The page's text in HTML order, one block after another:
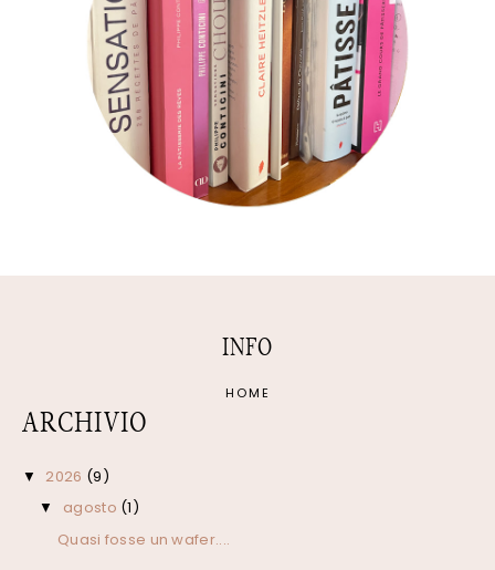
INFO
HOME
ARCHIVIO
▼ 2026 (9)
▼ agosto (1)
Quasi fosse un wafer....